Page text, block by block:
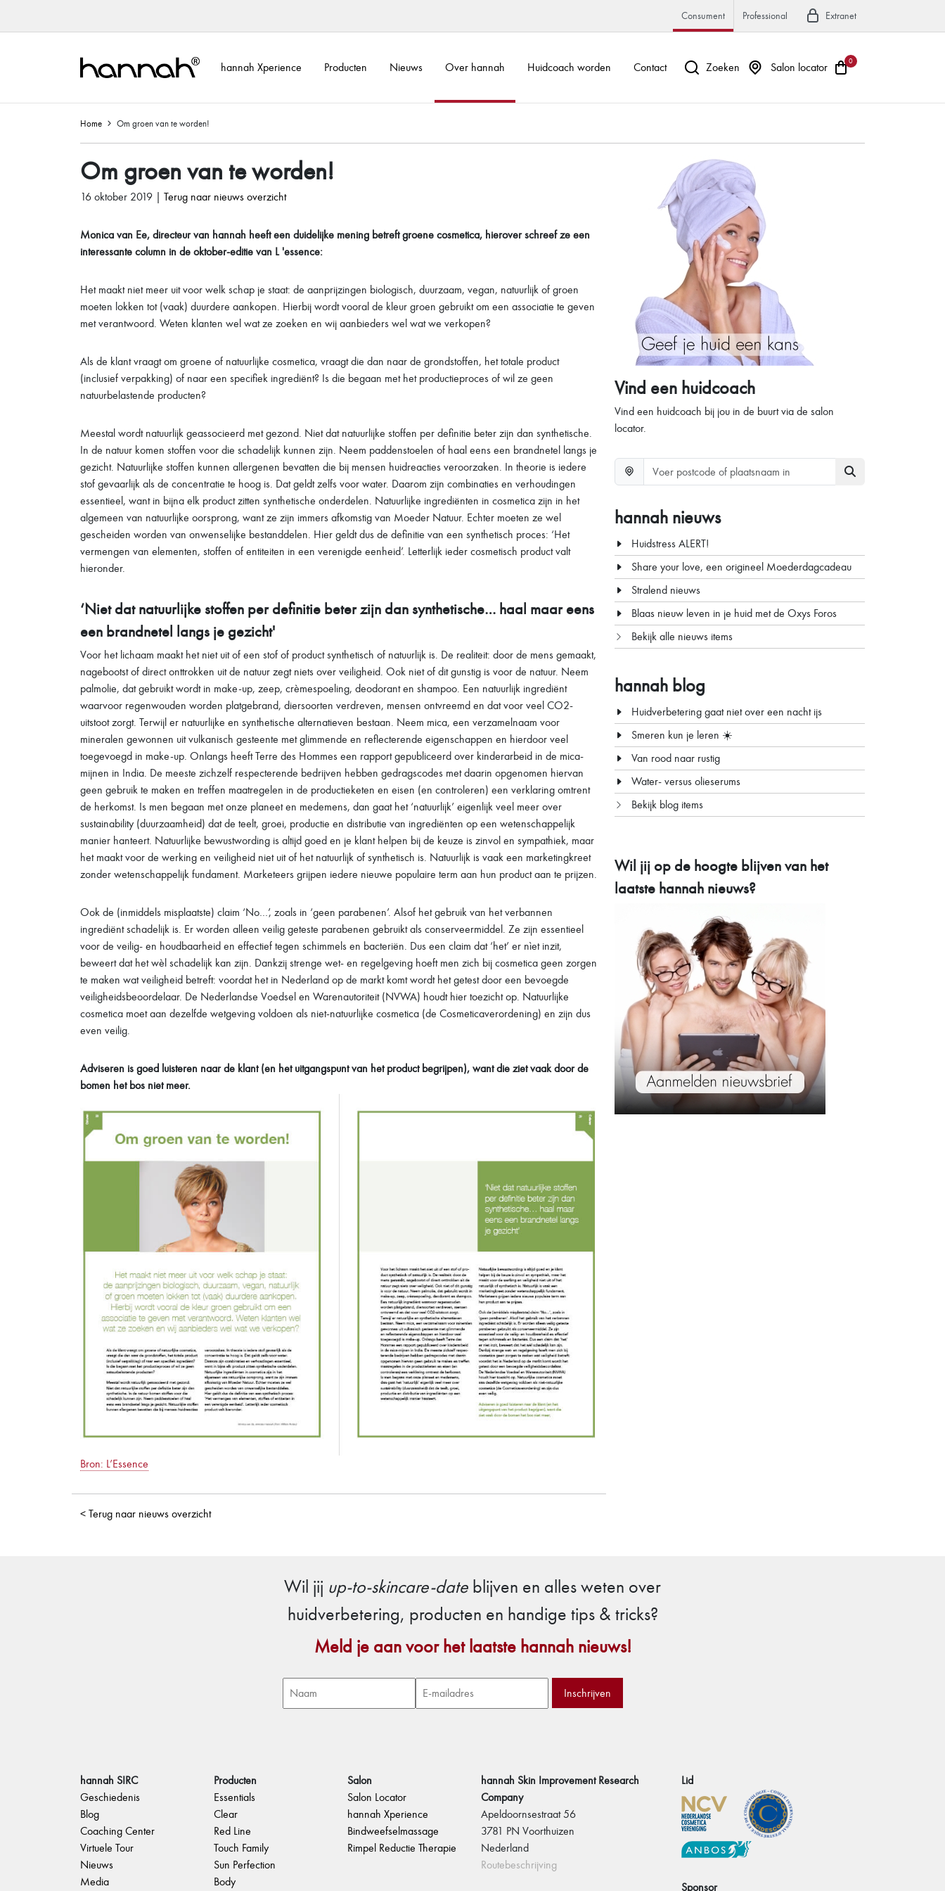
Consument Professional Extranet
Zoeken Salon locator 0
hannah Xperience Producten Nieuws Over hannah Huidcoach worden Contact
Home Om groen van te worden!
Om groen van te worden!
16 oktober 2019 | Terug naar nieuws overzicht
Monica van Ee, directeur van hannah heeft een duidelijke mening betreft groene cosmetica, hierover schreef ze een
interessante column in de oktober-editie van L 'essence:
Het maakt niet meer uit voor welk schap je staat: de aanprijzingen biologisch, duurzaam, vegan, natuurlijk of groen
moeten lokken tot (vaak) duurdere aankopen. Hierbij wordt vooral de kleur groen gebruikt om een associatie te geven
met verantwoord. Weten klanten wel wat ze zoeken en wij aanbieders wel wat we verkopen?
Als de klant vraagt om groene of natuurlijke cosmetica, vraagt die dan naar de grondstoffen, het totale product
(inclusief verpakking) of naar een specifiek ingrediënt? Is die begaan met het productieproces of wil ze geen
natuurbelastende producten?
Meestal wordt natuurlijk geassocieerd met gezond. Niet dat natuurlijke stoffen per definitie beter zijn dan synthetische.
In de natuur komen stoffen voor die schadelijk kunnen zijn. Neem paddenstoelen of haal eens een brandnetel langs je
gezicht. Natuurlijke stoffen kunnen allergenen bevatten die bij mensen huidreacties veroorzaken. In theorie is iedere
stof gevaarlijk als de concentratie te hoog is. Dat geldt zelfs voor water. Daarom zijn combinaties en verhoudingen
essentieel, want in bijna elk product zitten synthetische onderdelen. Natuurlijke ingrediënten in cosmetica zijn in het
algemeen van natuurlijke oorsprong, want ze zijn immers afkomstig van Moeder Natuur. Echter moeten ze wel
gescheiden worden van onwenselijke bestanddelen. Hier geldt dus de definitie van een synthetisch proces: ‘Het
vermengen van elementen, stoffen of entiteiten in een verenigde eenheid’. Letterlijk ieder cosmetisch product valt
hieronder.
‘Niet dat natuurlijke stoffen per definitie beter zijn dan synthetische… haal maar eens
een brandnetel langs je gezicht'
Voor het lichaam maakt het niet uit of een stof of product synthetisch of natuurlijk is. De realiteit: door de mens gemaakt,
nagebootst of direct onttrokken uit de natuur zegt niets over veiligheid. Ook niet of dit gunstig is voor de natuur. Neem
palmolie, dat gebruikt wordt in make-up, zeep, crèmespoeling, deodorant en shampoo. Een natuurlijk ingrediënt
waarvoor regenwouden worden platgebrand, diersoorten verdreven, mensen ontvreemd en dat voor veel CO2-
uitstoot zorgt. Terwijl er natuurlijke en synthetische alternatieven bestaan. Neem mica, een verzamelnaam voor
mineralen gewonnen uit vulkanisch gesteente met glimmende en reflecterende eigenschappen en hierdoor veel
toegevoegd in make-up. Onlangs heeft Terre des Hommes een rapport gepubliceerd over kinderarbeid in de mica-
mijnen in India. De meeste zichzelf respecterende bedrijven hebben gedragscodes met daarin opgenomen hiervan
geen gebruik te maken en treffen maatregelen in de productieketen en eisen (en controleren) een verklaring omtrent
de herkomst. Is men begaan met onze planeet en medemens, dan gaat het ‘natuurlijk’ eigenlijk veel meer over
sustainability (duurzaamheid) dat de teelt, groei, productie en distributie van ingrediënten op een wetenschappelijk
manier hanteert. Natuurlijke bewustwording is altijd goed en je klant helpen bij de keuze is zinvol en sympathiek, maar
het maakt voor de werking en veiligheid niet uit of het natuurlijk of synthetisch is. Natuurlijk is vaak een marketingkreet
zonder wetenschappelijk fundament. Marketeers grijpen iedere nieuwe populaire term aan hun product aan te prijzen.
Ook de (inmiddels misplaatste) claim ‘No…’, zoals in ‘geen parabenen’. Alsof het gebruik van het verbannen
ingrediënt schadelijk is. Er worden alleen veilig geteste parabenen gebruikt als conserveermiddel. Ze zijn essentieel
voor de veilig- en houdbaarheid en effectief tegen schimmels en bacteriën. Dus een claim dat ‘het’ er nìet inzit,
beweert dat het wèl schadelijk kan zijn. Dankzij strenge wet- en regelgeving hoeft men zich bij cosmetica geen zorgen
te maken wat veiligheid betreft: voordat het in Nederland op de markt komt wordt het getest door een bevoegde
veiligheidsbeoordelaar. De Nederlandse Voedsel en Warenautoriteit (NVWA) houdt hier toezicht op. Natuurlijke
cosmetica moet aan dezelfde wetgeving voldoen als niet-natuurlijke cosmetica (de Cosmeticaverordening) en zijn dus
even veilig.
Adviseren is goed luisteren naar de klant (en het uitgangspunt van het product begrijpen), want die ziet vaak door de
bomen het bos niet meer.
Bron: L’Essence
< Terug naar nieuws overzicht
Vind een huidcoach
Vind een huidcoach bij jou in de buurt via de salon
locator.
hannah nieuws
Huidstress ALERT!
Share your love, een origineel Moederdagcadeau
Stralend nieuws
Blaas nieuw leven in je huid met de Oxys Foros
Bekijk alle nieuws items
hannah blog
Huidverbetering gaat niet over een nacht ijs
Smeren kun je leren ☀️
Van rood naar rustig
Water- versus olieserums
Bekijk blog items
Wil jij op de hoogte blijven van het
laatste hannah nieuws?
Wil jij up-to-skincare-date blijven en alles weten over
huidverbetering, producten en handige tips & tricks?
Meld je aan voor het laatste hannah nieuws!
hannah SIRC
Geschiedenis
Blog
Coaching Center
Virtuele Tour
Nieuws
Media
Producten
Essentials
Clear
Red Line
Touch Family
Sun Perfection
Body
Salon
Salon Locator
hannah Xperience
Bindweefselmassage
Rimpel Reductie Therapie
hannah Skin Improvement Research
Company
Apeldoornsestraat 56
3781 PN Voorthuizen
Nederland
Routebeschrijving
Lid
Sponsor